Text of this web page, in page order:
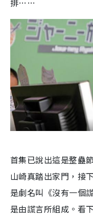
排……
首集已說出這是整蠱
山崎真踏出家門，接
是劇名叫《沒有一個
是由謊言所組成。看